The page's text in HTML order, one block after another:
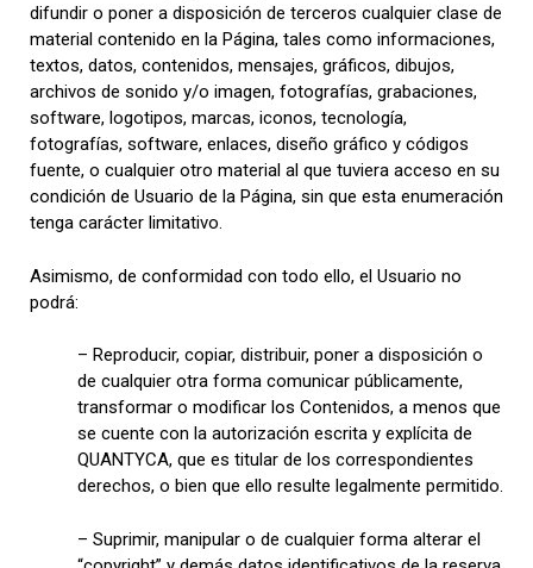
difundir o poner a disposición de terceros cualquier clase de
material contenido en la Página, tales como informaciones,
textos, datos, contenidos, mensajes, gráficos, dibujos,
archivos de sonido y/o imagen, fotografías, grabaciones,
software, logotipos, marcas, iconos, tecnología,
fotografías, software, enlaces, diseño gráfico y códigos
fuente, o cualquier otro material al que tuviera acceso en su
condición de Usuario de la Página, sin que esta enumeración
tenga carácter limitativo.
Asimismo, de conformidad con todo ello, el Usuario no
podrá:
– Reproducir, copiar, distribuir, poner a disposición o
de cualquier otra forma comunicar públicamente,
transformar o modificar los Contenidos, a menos que
se cuente con la autorización escrita y explícita de
QUANTYCA, que es titular de los correspondientes
derechos, o bien que ello resulte legalmente permitido.
– Suprimir, manipular o de cualquier forma alterar el